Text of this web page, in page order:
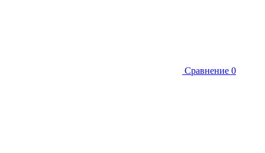
Сравнение 0